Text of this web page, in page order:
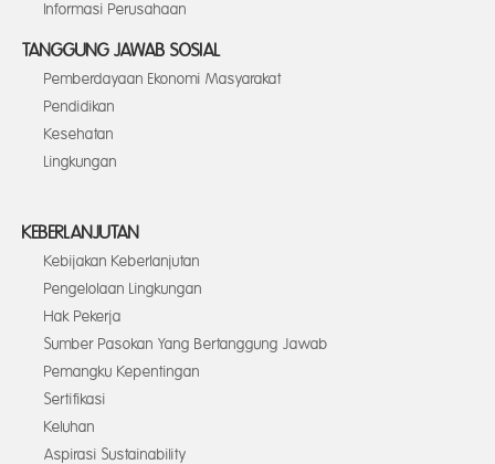
Informasi Perusahaan
TANGGUNG JAWAB SOSIAL
Pemberdayaan Ekonomi Masyarakat
Pendidikan
Kesehatan
Lingkungan
KEBERLANJUTAN
Kebijakan Keberlanjutan
Pengelolaan Lingkungan
Hak Pekerja
Sumber Pasokan Yang Bertanggung Jawab
Pemangku Kepentingan
Sertifikasi
Keluhan
Aspirasi Sustainability